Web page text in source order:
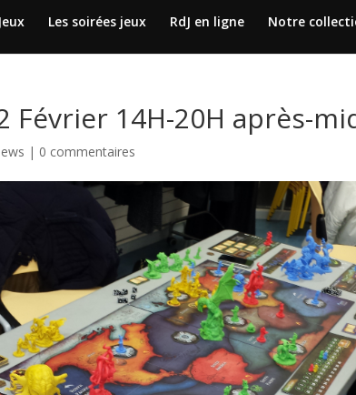
Les soirées jeux RdJ en ligne Notre
Février 14H-20H après-
| 0 commentaires